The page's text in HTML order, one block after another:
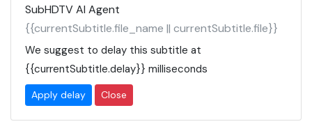
SubHDTV AI Agent
{{currentSubtitle.file_name || currentSubtitle.file}}
We suggest to delay this subtitle at
{{currentSubtitle.delay}} milliseconds
Apply delay Close